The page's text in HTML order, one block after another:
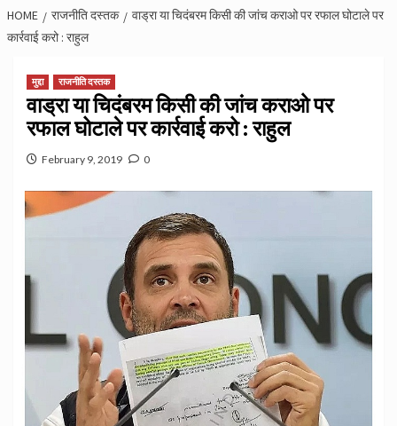
HOME राजनीति दस्तक
वाड्रा या चिदंबरम किसी की जांच कराओ पर रफाल घोटाले पर
कार्रवाई करो : राहुल
मुद्दा राजनीति दस्तक
वाड्रा या चिदंबरम किसी की जांच कराओ पर
रफाल घोटाले पर कार्रवाई करो : राहुल
February 9, 2019 0